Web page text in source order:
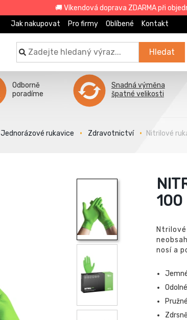
🚚 Víkendová doprava ZDARMA při
Jak nakupovat
Pro firmy Oblíbené Kontakt
Hledat
Odborně
poradíme
Snadná výměna
špatné velikosti
Jednorázové rukavice Zdravotnictví Nitrilové
100
nosí a